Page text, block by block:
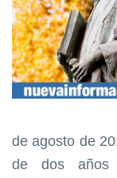
21 de agosto de
de dos años